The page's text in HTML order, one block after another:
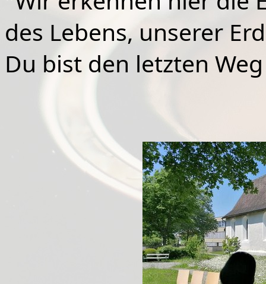
des Lebens, unserer
Du bist den letzten